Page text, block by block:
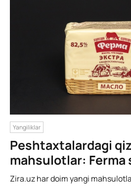
Yangiliklar
Peshtaxtalardagi
mahsulotlar: Ferma
Zira.uz har doim yangi